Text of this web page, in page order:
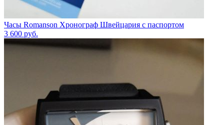
Часы Romanson Хронограф Швейцария с паспортом
3 600 руб.